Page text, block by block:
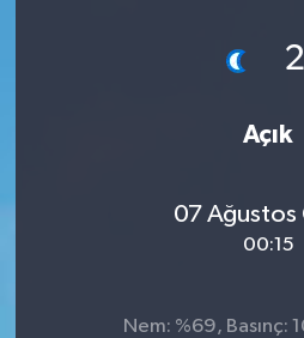
Açık
07 Ağustos
00:15
Nem: %69, Basınç: